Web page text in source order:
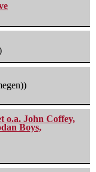
o.a. John Coffey,
Boys,